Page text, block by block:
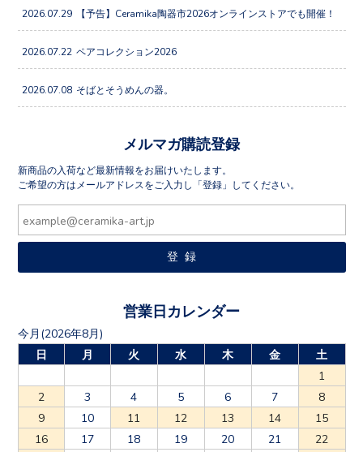
2026.07.29 【予告】Ceramika陶器市2026オンラインストアでも開催！
2026.07.22 ペアコレクション2026
2026.07.08 そばとそうめんの器。
メルマガ購読登録
新商品の入荷など最新情報をお届けいたします。
ご希望の方はメールアドレスをご入力し「登録」してください。
営業日カレンダー
今月(2026年8月)
日
月 火 水 木 金
土
1
2
3 4 5 6 7
8
9
10 11 12 13 14
15
16
17 18 19 20 21
22